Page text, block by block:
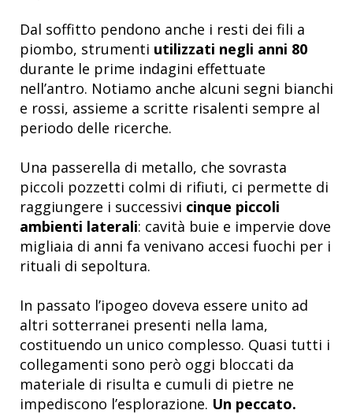
Dal soffitto pendono anche i resti dei fili a
piombo, strumenti utilizzati negli anni 80
durante le prime indagini effettuate
nell’antro. Notiamo anche alcuni segni bianchi
e rossi, assieme a scritte risalenti sempre al
periodo delle ricerche.
Una passerella di metallo, che sovrasta
piccoli pozzetti colmi di rifiuti, ci permette di
raggiungere i successivi cinque piccoli
ambienti laterali: cavità buie e impervie dove
migliaia di anni fa venivano accesi fuochi per i
rituali di sepoltura.
In passato l’ipogeo doveva essere unito ad
altri sotterranei presenti nella lama,
costituendo un unico complesso. Quasi tutti i
collegamenti sono però oggi bloccati da
materiale di risulta e cumuli di pietre ne
impediscono l’esplorazione. Un peccato.